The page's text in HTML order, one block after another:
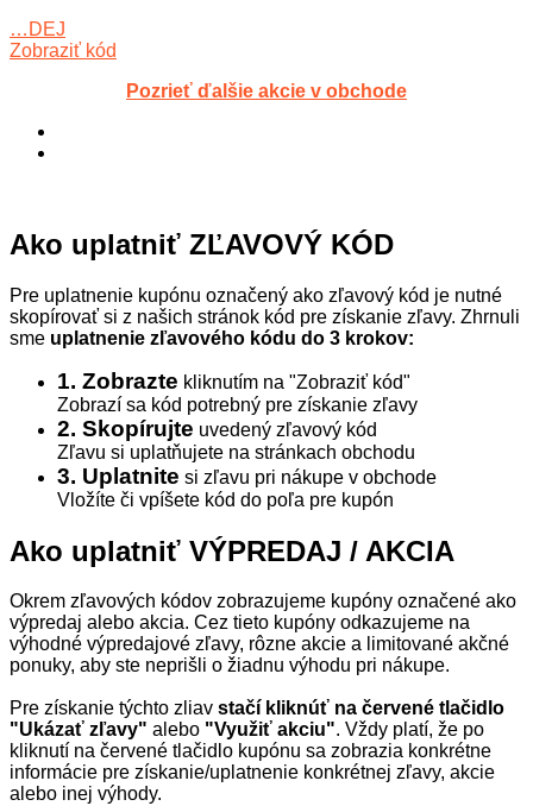
…DEJ
Zobraziť kód
Pozrieť ďalšie akcie v obchode
Ako uplatniť ZĽAVOVÝ KÓD
Pre uplatnenie kupónu označený ako zľavový kód je nutné
skopírovať si z našich stránok kód pre získanie zľavy. Zhrnuli
sme uplatnenie zľavového kódu do 3 krokov:
1. Zobrazte kliknutím na "Zobraziť kód"
Zobrazí sa kód potrebný pre získanie zľavy
2. Skopírujte uvedený zľavový kód
Zľavu si uplatňujete na stránkach obchodu
3. Uplatnite si zľavu pri nákupe v obchode
Vložíte či vpíšete kód do poľa pre kupón
Ako uplatniť VÝPREDAJ / AKCIA
Okrem zľavových kódov zobrazujeme kupóny označené ako
výpredaj alebo akcia. Cez tieto kupóny odkazujeme na
výhodné výpredajové zľavy, rôzne akcie a limitované akčné
ponuky, aby ste neprišli o žiadnu výhodu pri nákupe.
Pre získanie týchto zliav stačí kliknúť na červené tlačidlo
"Ukázať zľavy" alebo "Využiť akciu". Vždy platí, že po
kliknutí na červené tlačidlo kupónu sa zobrazia konkrétne
informácie pre získanie/uplatnenie konkrétnej zľavy, akcie
alebo inej výhody.